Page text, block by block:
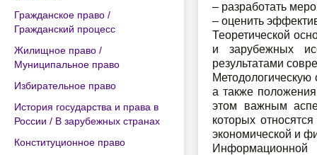
Гражданское право /
Гражданский процесс
Жилищное право /
Муниципальное право
Избирательное право
История государства и права в
России / В зарубежных странах
Конституционное право
– разработать
– оценить
Теоретической
и зарубежных
результатами
а также
этом важным
которых
экономической и
Информационной